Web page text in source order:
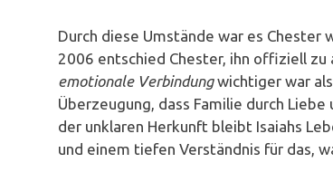
Durch diese Umstände war es Chester
2006 entschied Chester, ihn offiziell
emotionale Verbindungwichtiger war
Überzeugung, dass Familie durch
der unklaren Herkunft bleibt Isaiahs
und einem tiefen Verständnis für das,